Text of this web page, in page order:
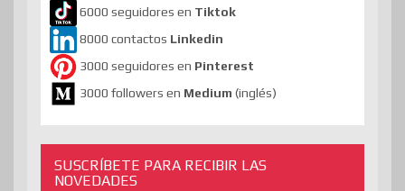
6000 seguidores en Tiktok
8000 contactos Linkedin
3000 seguidores en Pinterest
3000 followers en Medium (inglés)
SUSCRÍBETE PARA RECIBIR LAS
NOVEDADES